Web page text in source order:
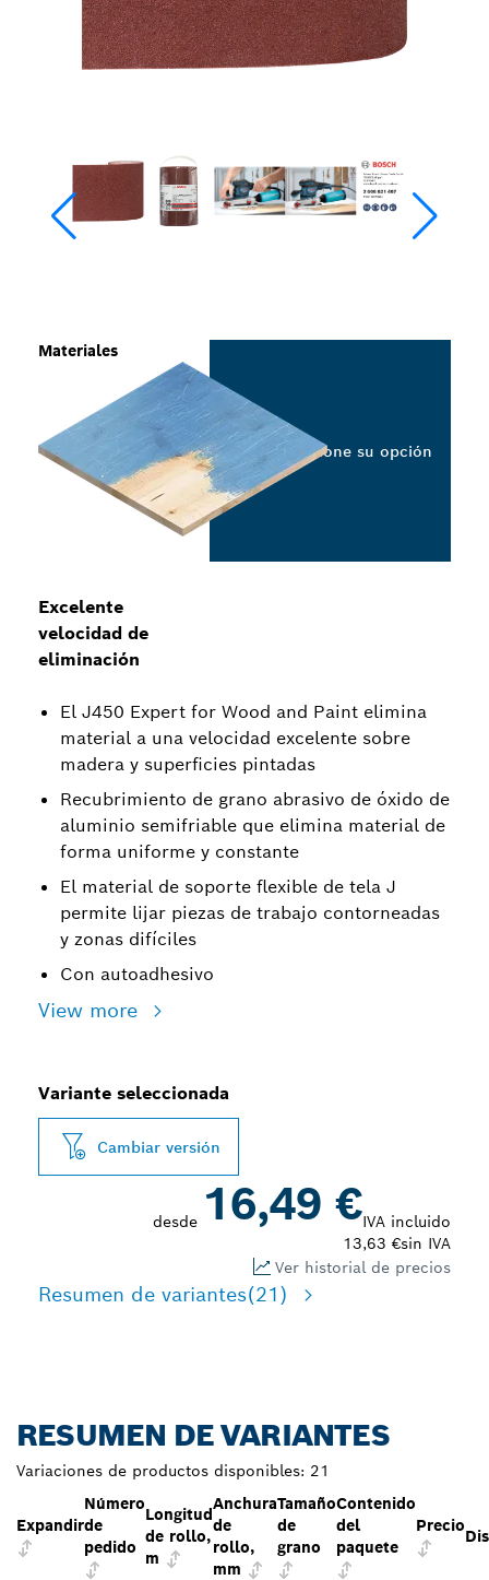
Excelente
velocidad de
eliminación
El J450 Expert for Wood and Paint elimina
material a una velocidad excelente sobre
madera y superficies pintadas
Recubrimiento de grano abrasivo de óxido de
aluminio semifriable que elimina material de
forma uniforme y constante
El material de soporte flexible de tela J
permite lijar piezas de trabajo contorneadas
y zonas difíciles
Con autoadhesivo
View more
Materiales
Seleccione su opción
Variante seleccionada
Cambiar versión
desde 16,49 €IVA incluido
13,63 €sin IVA
Ver historial de precios
Resumen de variantes(21)
RESUMEN DE VARIANTES
Variaciones de productos disponibles: 21
Expandir
Número
de
pedido
Longitud
de rollo,
m
Anchura
de
rollo,
mm
Tamaño
de
grano
Contenido
del
paquete
Precio